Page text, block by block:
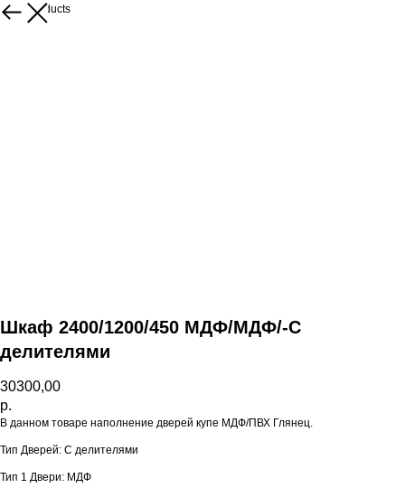
More products
Шкаф 2400/1200/450 МДФ/МДФ/-С
делителями
30300,00
р.
В данном товаре наполнение дверей купе МДФ/ПВХ Глянец.
Тип Дверей: С делителями
Тип 1 Двери: МДФ